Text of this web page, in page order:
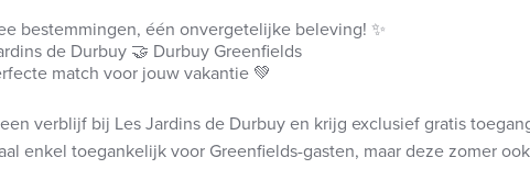
bestemmingen, één onvergetelijke beleving! ✨
de Durbuy 🤝 Durbuy Greenfields
match voor jouw vakantie 💚
verblijf bij Les Jardins de Durbuy en krijg exclusief gratis
enkel toegankelijk voor Greenfields-gasten, maar deze zomer